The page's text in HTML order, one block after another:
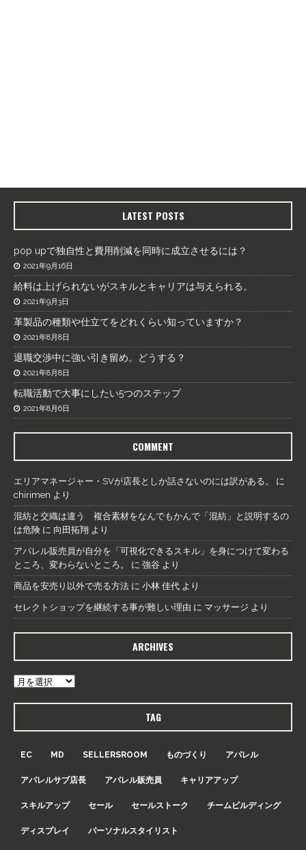
LATEST POSTS
pop upで独自性と費用削減を同時に成立させるには？
2021年9月16日
給料は上げられないがスキルとキャリアは与えられる。
2021年9月3日
革製品の種類や仕立てをどれくらい知っていますか？
2021年8月8日
退職交渉中に強い引き留め。どうする？
2021年8月8日
転職活動で大事にしたい5つのステップ
2021年8月6日
COMMENT
エリアマネージャー・SVが店長としか話さないのには訳がある。
に
chirimen より
混紡と交織は違う 複合素材をなんでもかんで「混紡」と説明するの
は危険 に 向田拓翔 より
アパレル販売員が自分を「可視化できるスキル」を身につけて変わる
ところ、変わらないところ。
に 強谷 より
商品を安売り以外で売る方法 に 小林 佳代 より
セレクトショップを継続する事が難しい理由 に マッサージ より
ARCHIVES
TAG
EC MD SELLERSROOM ものづくり アパレル
アパレルサブ店長 アパレル販売員 キャリアアップ
スキルアップ セール セールストーク チームビルディング
ディスプレイ パーソナルスタイリスト